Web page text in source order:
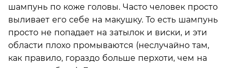
шампунь по коже головы. Часто человек просто
выливает его себе на макушку. То есть шампунь
просто не попадает на затылок и виски, и эти
области плохо промываются (неслучайно там,
как правило, гораздо больше перхоти, чем на